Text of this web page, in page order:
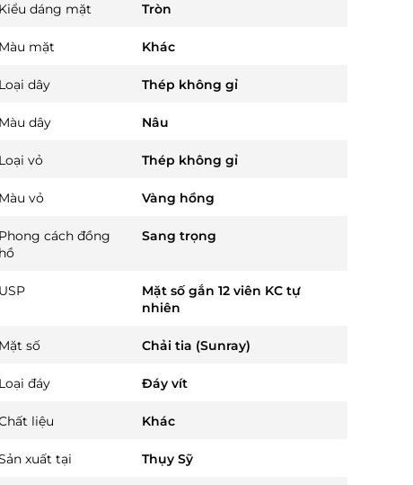
Kiểu dáng mặt Tròn
Màu mặt Khác
Loại dây Thép không gỉ
Màu dây Nâu
Loại vỏ Thép không gỉ
Màu vỏ Vàng hồng
Phong cách đồng
hồ
Sang trọng
USP
Mặt số gắn 12 viên KC tự
nhiên
Mặt số Chải tia (Sunray)
Loại đáy Đáy vít
liệu Khác
xuất tại Thụy Sỹ